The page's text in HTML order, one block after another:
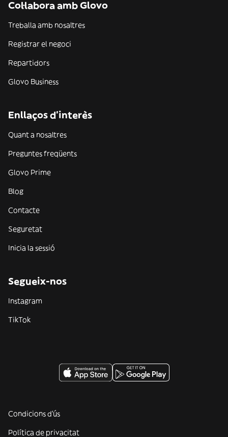
Col·labora amb Glovo
Treballa amb nosaltres
Registrar el negoci
Repartidors
Glovo Business
Enllaços d'interès
Quant a nosaltres
Preguntes freqüents
Glovo Prime
Blog
Contacte
Seguretat
Inicia la sessió
Segueix-nos
Instagram
TikTok
Condicions d'ús
Política de privacitat